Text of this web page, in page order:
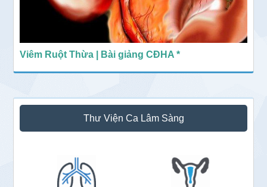
Viêm Ruột Thừa | Bài giảng CĐHA *
Thư Viện Ca Lâm Sàng